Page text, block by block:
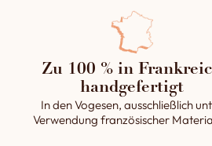
Zu 100 % in
handgefertigt
In den Vogesen, ausschließlich
Verwendung französischer